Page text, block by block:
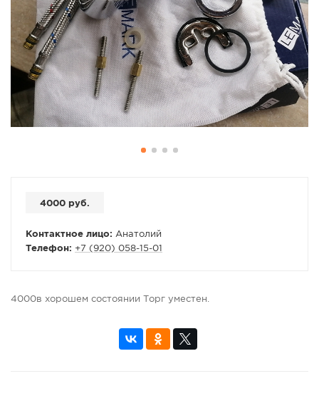
ПРЕДЛОЖИТЬ НОВОСТЬ
ФОТО
4000 руб.
Контактное лицо: Анатолий
Телефон: +7 (920) 058-15-01
4000в хорошем состоянии Торг уместен.